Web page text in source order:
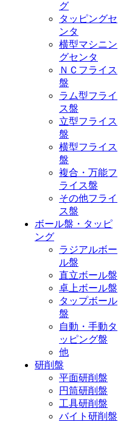
グ
タッピングセ
ンタ
横型マシニン
グセンタ
ＮＣフライス
盤
ラム型フライ
ス盤
立型フライス
盤
横型フライス
盤
複合・万能フ
ライス盤
その他フライ
ス盤
ボール盤・タッピ
ング
ラジアルボー
ル盤
直立ボール盤
卓上ボール盤
タップボール
盤
自動・手動タ
ッピング盤
他
研削盤
平面研削盤
円筒研削盤
工具研削盤
バイト研削盤